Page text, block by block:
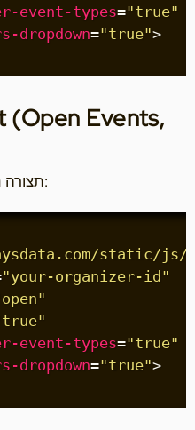
event-types="true"
dropdown="true">
(Open Events,
תצורה נפוצה לדף הבית של האתר שלך:
static/js/
"your-organizer-id"
event-types="true"
dropdown="true">